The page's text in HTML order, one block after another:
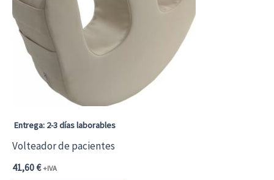
Entrega: 2-3 días laborables
Volteador de pacientes
41,60€ +IVA